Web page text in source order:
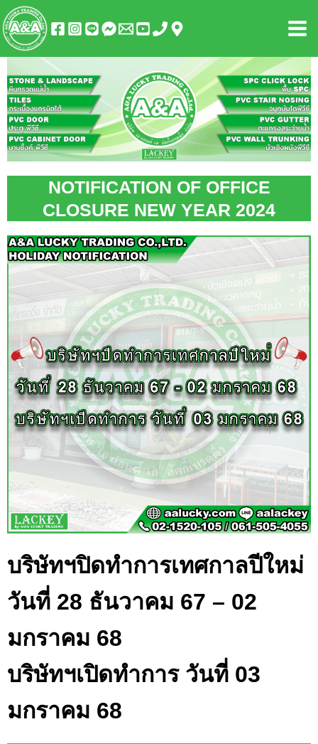
Skip
to
content
NOTIFICATION OF OFFICE
CLOSURE NEW YEAR 2024
บริษัทฯปิดทำการเทศกาลปีใหม่
วันที่ 28 ธันวาคม 67 – 02
มกราคม 68
บริษัทฯเปิดทำการ วันที่ 03
มกราคม 68